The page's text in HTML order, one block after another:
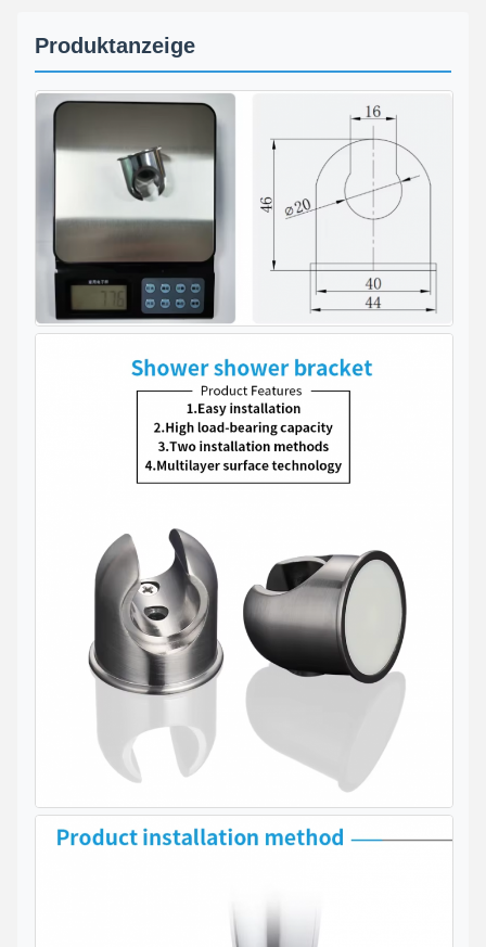
Produktanzeige